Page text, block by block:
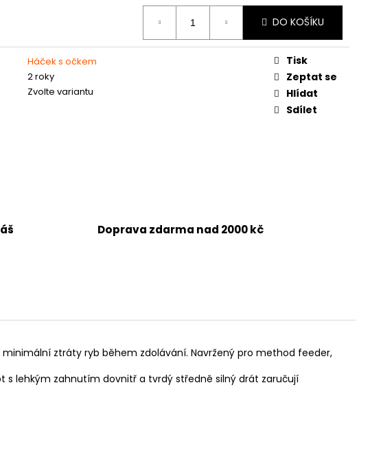
DO KOŠÍKU
Háček s očkem
2 roky
Zvolte variantu
Tisk
Zeptat se
Hlídat
Sdílet
Doprava zdarma nad 2000 kč
ztráty ryb během zdolávání. Navržený pro method feeder,
s lehkým zahnutím dovnitř a tvrdý středně silný drát zaručují